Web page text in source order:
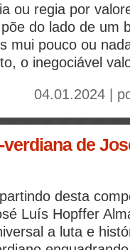
ou regia por
do lado de um
mui pouco ou
o inegociável
04.01.2024 |
de
desta
Luís Hopffer
a luta e